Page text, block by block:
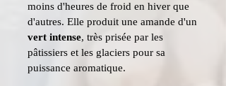
moins d'heures de froid en hiver que
d'autres. Elle produit une amande d'un
vert intense, très prisée par les
pâtissiers et les glaciers pour sa
puissance aromatique.